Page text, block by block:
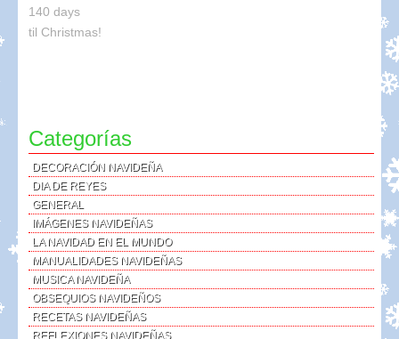
140 days
til Christmas!
Categorías
DECORACIÓN NAVIDEÑA
DIA DE REYES
GENERAL
IMÁGENES NAVIDEÑAS
LA NAVIDAD EN EL MUNDO
MANUALIDADES NAVIDEÑAS
MUSICA NAVIDEÑA
OBSEQUIOS NAVIDEÑOS
RECETAS NAVIDEÑAS
REFLEXIONES NAVIDEÑAS